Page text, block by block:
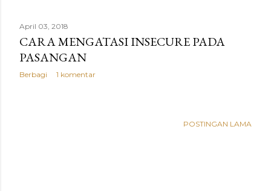
April 03, 2018
CARA MENGATASI INSECURE PADA
PASANGAN
Berbagi 1 komentar
POSTINGAN LAMA